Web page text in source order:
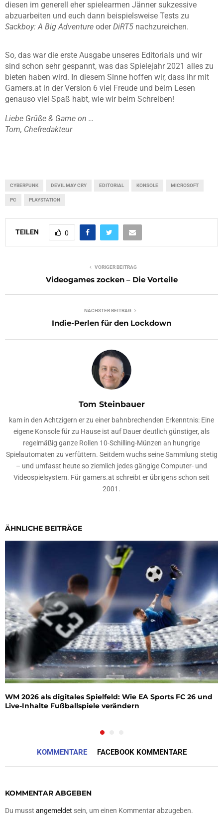
diesen im generell eher spielearmen Jänner sukzessive
abzuarbeiten und euch dann beispielsweise Tests zu
Sackboy: A Big Adventure oderDiRT5 nachzureichen.
So, das war die erste Ausgabe unseres Editorials und wir
sind schon sehr gespannt, was das Spielejahr 2021 alles zu
bieten haben wird. In diesem Sinne hoffen wir, dass ihr mit
Gamers.at in der Version 6 viel Freude und beim Lesen
genauso viel Spaß habt, wie wir beim Schreiben!
Liebe Grüße & Game on …
Tom, Chefredakteur
CYBERPUNK DEVIL MAY CRY EDITORIAL KONSOLE MICROSOFT
PC PLAYSTATION
TEILEN 0
VORIGER BEITRAG
Videogames zocken – Die Vorteile
NÄCHSTER BEITRAG
Indie-Perlen für den Lockdown
Tom Steinbauer
kam in den Achtzigern er zu einer bahnbrechenden Erkenntnis: Eine
eigene Konsole für zu Hause ist auf Dauer deutlich günstiger, als
regelmäßig ganze Rollen 10-Schilling-Münzen an hungrige
Spielautomaten zu verfüttern. Seitdem wuchs seine Sammlung stetig
– und umfasst heute so ziemlich jedes gängige Computer- und
Videospielsystem. Für gamers.at schreibt er übrigens schon seit
2001.
ÄHNLICHE BEITRÄGE
WM 2026 als digitales Spielfeld: Wie EA Sports FC 26 und
Live-Inhalte Fußballspiele verändern
KOMMENTARE FACEBOOK KOMMENTARE
KOMMENTAR ABGEBEN
Du musst angemeldet sein, um einen Kommentar abzugeben.